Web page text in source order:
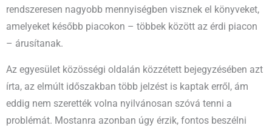
rendszeresen nagyobb mennyiségben visznek el könyveket,
amelyeket később piacokon – többek között az érdi piacon
– árusítanak.
Az egyesület közösségi oldalán közzétett bejegyzésében azt
írta, az elmúlt időszakban több jelzést is kaptak erről, ám
eddig nem szerették volna nyilvánosan szóvá tenni a
problémát. Mostanra azonban úgy érzik, fontos beszélni